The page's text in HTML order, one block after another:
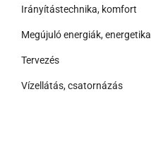
Irányítástechnika, komfort
Megújuló energiák, energetika
Tervezés
Vízellátás, csatornázás